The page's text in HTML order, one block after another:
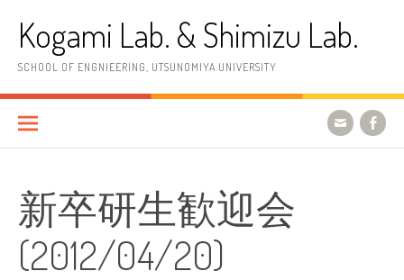
へ
ッ
Kogami Lab. & Shimizu Lab.
SCHOOL OF ENGNIEERING, UTSUNOMIYA UNIVERSITY
新卒研生歓迎会
(2012/04/20)